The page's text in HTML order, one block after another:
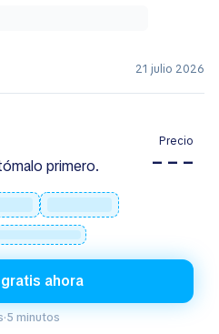
21 julio 2026
primero.
Precio
– – –
ahora
·5 minutos